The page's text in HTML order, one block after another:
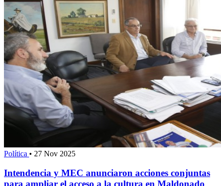
Política • 27 Nov 2025
Intendencia y MEC anunciaron acciones conjuntas
para ampliar el acceso a la cultura en Maldonado